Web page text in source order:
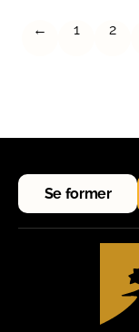
← 1 2
Se former